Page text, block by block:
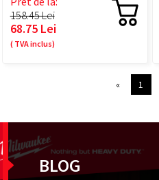
158.45 Lei
68.75 Lei
( TVA inclus)
« 1
BLOG